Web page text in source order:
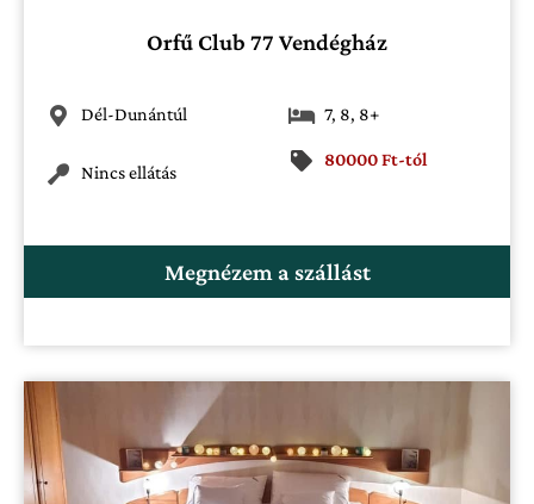
Orfű Club 77 Vendégház
Dél-Dunántúl
Nincs ellátás
7, 8, 8+
80000 Ft-tól
Megnézem a szállást